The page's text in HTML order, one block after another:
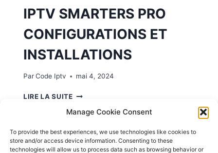
Manage Cookie Consent
To provide the best experiences, we use technologies like cookies to
store and/or access device information. Consenting to these
technologies will allow us to process data such as browsing behavior or
IPTV SMARTERS PRO
CONFIGURATIONS ET
INSTALLATIONS
ParCode Iptv mai 4, 2024
LIRE LA SUITE
1 2 3 4 5